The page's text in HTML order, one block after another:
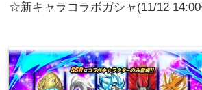
☆新キャラコラボガシャ(11/12